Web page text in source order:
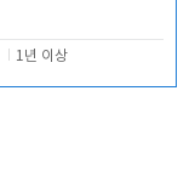
1년 이상